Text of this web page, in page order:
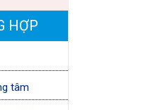
HỢP
tâm